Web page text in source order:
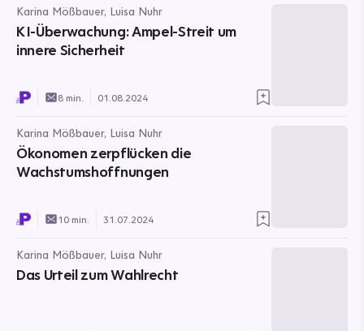
Karina Mößbauer, Luisa Nuhr
KI-Überwachung: Ampel-Streit um
innere Sicherheit
8 min. 01.08.2024
Karina Mößbauer, Luisa Nuhr
Ökonomen zerpflücken die
Wachstumshoffnungen
10 min. 31.07.2024
Karina Mößbauer, Luisa Nuhr
Das Urteil zum Wahlrecht